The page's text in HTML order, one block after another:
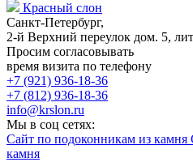
Красный слон
Санкт-Петербург,
2-й Верхний переулок дом. 5,
Просим согласовывать
время визита по телефону
+7 (921) 936-18-36
+7 (812) 936-18-36
info@krslon.ru
Мы в соц сетях:
Сайт по подоконникам из камня
камня